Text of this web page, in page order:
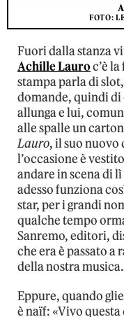
FOTO:
Fuori dalla stanza
Achille Lauroc’è
stampa parla di
domande, quindi
allunga e lui,
alle spalle un
Lauro, il suo nuovo
l’occasione è
andare in scena di
adesso funziona
star, per i grandi
qualche tempo
Sanremo, editori,
che era è passato
della nostra musica.
Eppure, quando
è naïf: «Vivo